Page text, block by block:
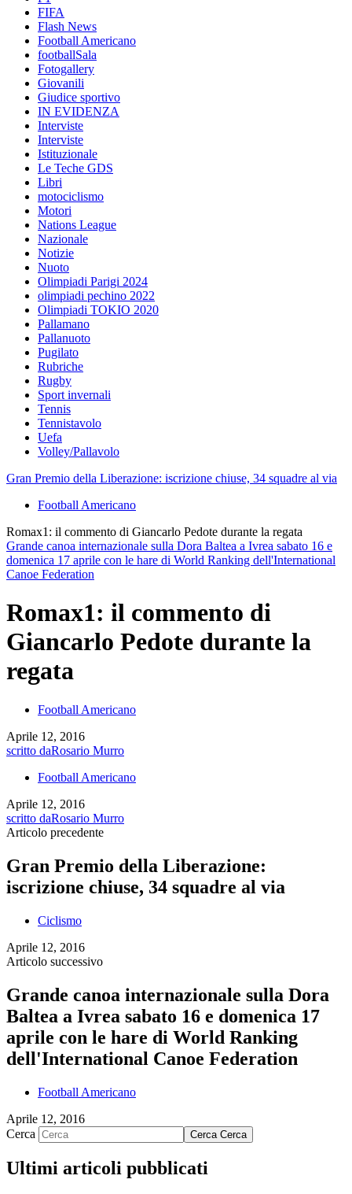
FIFA
Flash News
Football Americano
footballSala
Fotogallery
Giovanili
Giudice sportivo
IN EVIDENZA
Interviste
Interviste
Istituzionale
Le Teche GDS
Libri
motociclismo
Motori
Nations League
Nazionale
Notizie
Nuoto
Olimpiadi Parigi 2024
olimpiadi pechino 2022
Olimpiadi TOKIO 2020
Pallamano
Pallanuoto
Pugilato
Rubriche
Rugby
Sport invernali
Tennis
Tennistavolo
Uefa
Volley/Pallavolo
Gran Premio della Liberazione: iscrizione chiuse, 34 squadre al via
Football Americano
Romax1: il commento di Giancarlo Pedote durante la regata
Grande canoa internazionale sulla Dora Baltea a Ivrea sabato 16 e
domenica 17 aprile con le hare di World Ranking dell'International
Canoe Federation
Romax1: il commento di
Giancarlo Pedote durante la
regata
Football Americano
Aprile 12, 2016
scritto daRosario Murro
Football Americano
Aprile 12, 2016
scritto daRosario Murro
Articolo precedente
Gran Premio della Liberazione:
iscrizione chiuse, 34 squadre al via
Ciclismo
Aprile 12, 2016
Articolo successivo
Grande canoa internazionale sulla Dora
Baltea a Ivrea sabato 16 e domenica 17
aprile con le hare di World Ranking
dell'International Canoe Federation
Football Americano
Aprile 12, 2016
Cerca
Cerca Cerca
Ultimi articoli pubblicati